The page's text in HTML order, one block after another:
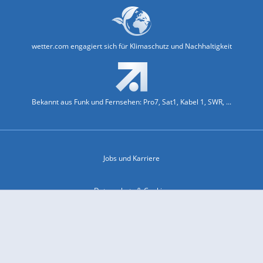
wetter.com engagiert sich für Klimaschutz und Nachhaltigkeit
Bekannt aus Funk und Fernsehen: Pro7, Sat1, Kabel 1, SWR, ...
Jobs und Karriere
Datenschutz & Cookies